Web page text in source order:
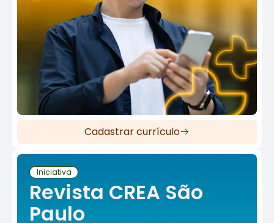
Cadastrar currículo
Iniciativa
Revista CREA São
Paulo